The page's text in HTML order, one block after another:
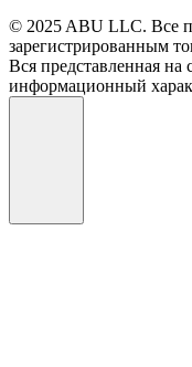
© 2025 ABU LLC. Все
зарегистрированным
Вся представленная
информационный